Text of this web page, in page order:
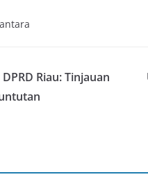
Riau: Tinjauan